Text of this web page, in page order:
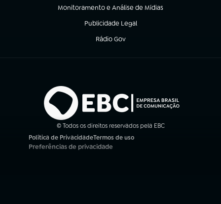
Monitoramento e Análise de Mídias
(abre em nova aba)
Publicidade Legal
(abre em nova aba)
Rádio Gov
(abre em nova aba)
© Todos os direitos reservados pela EBC
Política de Privacidade
(abre em nova aba)
Termos de uso
(abre em nova aba)
Preferências de privacidade